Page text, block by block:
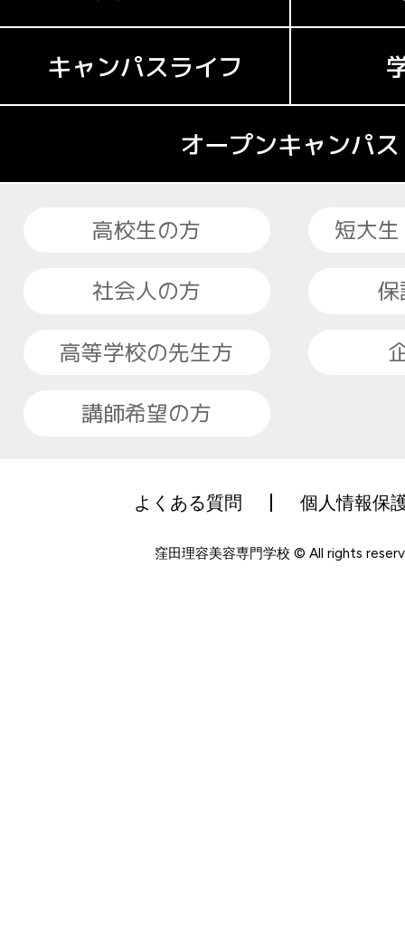
キャンパスライフ
オープンキャンパス
高校生の方
短大
社会人の方
高等学校の先生方
講師希望の方
よくある質問 個人情報保
窪田理容美容専門学校 © All rights